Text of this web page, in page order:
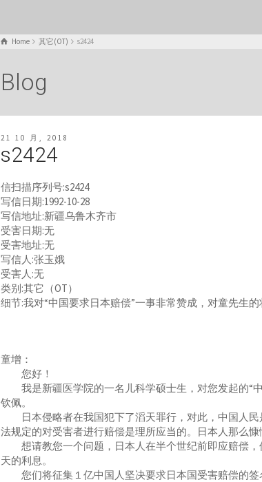
Home 其它(OT) s2424
Blog
21 10 月, 2018
s2424
信扫描序列号:s2424
写信日期:1992-10-28
写信地址:新疆乌鲁木齐市
受害日期:无
受害地址:无
写信人:张玉娥
受害人:无
类别:其它（OT）
细节:我对“中国要求日本赔偿”一事非常赞成，对童先生
童增：
您好！
我是新疆医学院的一名儿科学硕士生，对您发起的“
钦佩。
日本侵略者在我国犯下了滔天罪行，对此，中国人民
法规定的对受害者进行赔偿是理所应当的。日本人那么
想请教您一个问题，日本人在半个世纪前即应赔偿，
天的利息。
您们将征集１亿中国人坚决要求日本国受害赔偿的签